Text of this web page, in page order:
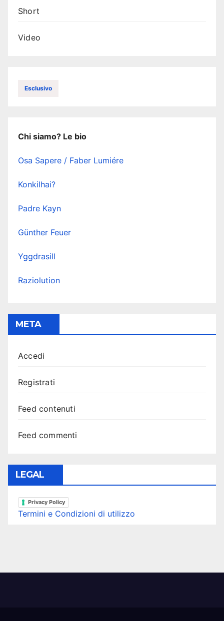
Short
Video
Esclusivo
Chi siamo? Le bio
Osa Sapere / Faber Lumiére
Konkilhai?
Padre Kayn
Günther Feuer
Yggdrasill
Raziolution
META
Accedi
Registrati
Feed contenuti
Feed commenti
LEGAL
Privacy Policy
Termini e Condizioni di utilizzo